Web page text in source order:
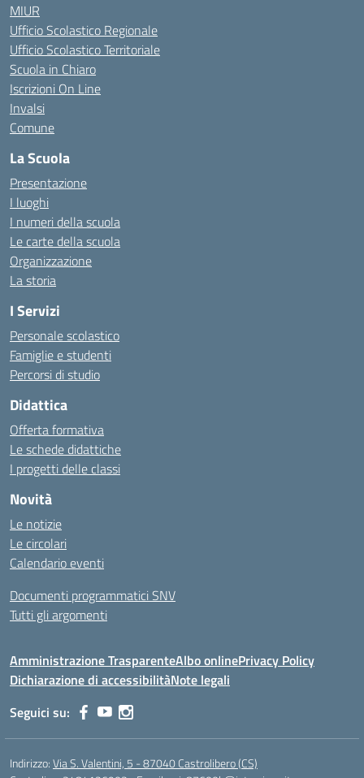
MIUR
Ufficio Scolastico Regionale
Ufficio Scolastico Territoriale
Scuola in Chiaro
Iscrizioni On Line
Invalsi
Comune
La Scuola
Presentazione
I luoghi
I numeri della scuola
Le carte della scuola
Organizzazione
La storia
I Servizi
Personale scolastico
Famiglie e studenti
Percorsi di studio
Didattica
Offerta formativa
Le schede didattiche
I progetti delle classi
Novità
Le notizie
Le circolari
Calendario eventi
Documenti programmatici SNV
Tutti gli argomenti
Amministrazione TrasparenteAlbo onlinePrivacy Policy
Dichiarazione di accessibilitàNote legali
Seguici su:
Indirizzo:Via S. Valentini, 5 - 87040 Castrolibero (CS)